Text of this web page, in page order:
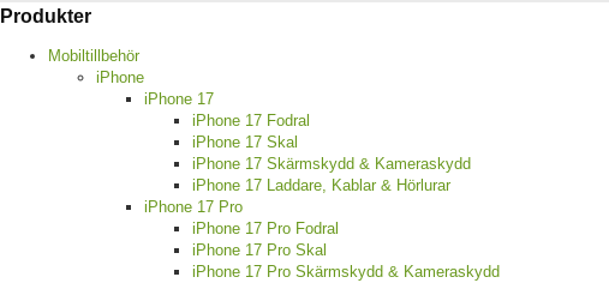
Produkter
Mobiltillbehör
iPhone
iPhone 17
iPhone 17 Fodral
iPhone 17 Skal
iPhone 17 Skärmskydd & Kameraskydd
iPhone 17 Laddare, Kablar & Hörlurar
iPhone 17 Pro
iPhone 17 Pro Fodral
iPhone 17 Pro Skal
iPhone 17 Pro Skärmskydd & Kameraskydd